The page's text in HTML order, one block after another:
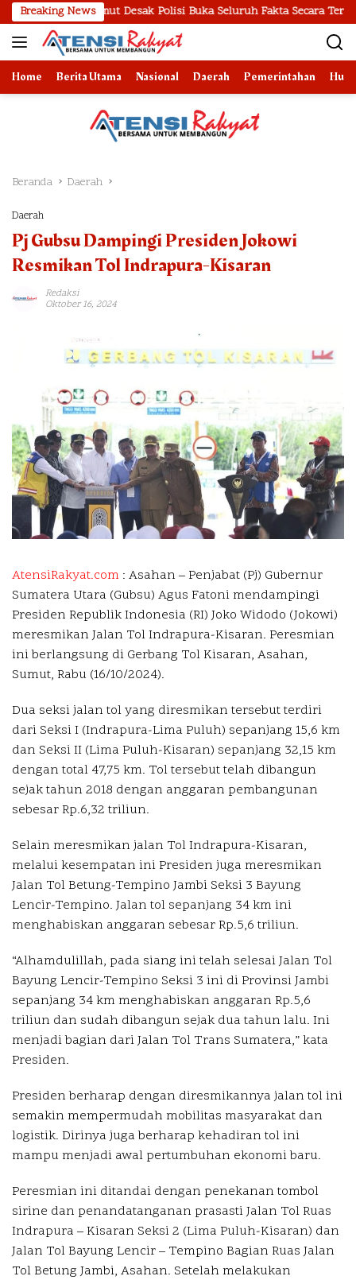
Langsung
ke
konten
Breaking News
Desak Polisi Buka Seluruh Fakta Secara Terang Benderang
Home Berita Utama Nasional Daerah Pemerintahan
Beranda Daerah
Daerah
Pj Gubsu Dampingi Presiden Jokowi
Resmikan Tol Indrapura-Kisaran
Redaksi
Oktober 16, 2024
AtensiRakyat.com : Asahan – Penjabat (Pj) Gubernur
Sumatera Utara (Gubsu) Agus Fatoni mendampingi
Presiden Republik Indonesia (RI) Joko Widodo (Jokowi)
meresmikan Jalan Tol Indrapura-Kisaran. Peresmian
ini berlangsung di Gerbang Tol Kisaran, Asahan,
Sumut, Rabu (16/10/2024).
Dua seksi jalan tol yang diresmikan tersebut terdiri
dari Seksi I (Indrapura-Lima Puluh) sepanjang 15,6 km
dan Seksi II (Lima Puluh-Kisaran) sepanjang 32,15 km
dengan total 47,75 km. Tol tersebut telah dibangun
sejak tahun 2018 dengan anggaran pembangunan
sebesar Rp.6,32 triliun.
Selain meresmikan jalan Tol Indrapura-Kisaran,
melalui kesempatan ini Presiden juga meresmikan
Jalan Tol Betung-Tempino Jambi Seksi 3 Bayung
Lencir-Tempino. Jalan tol sepanjang 34 km ini
menghabiskan anggaran sebesar Rp.5,6 triliun.
“Alhamdulillah, pada siang ini telah selesai Jalan Tol
Bayung Lencir-Tempino Seksi 3 ini di Provinsi Jambi
sepanjang 34 km menghabiskan anggaran Rp.5,6
triliun dan sudah dibangun sejak dua tahun lalu. Ini
menjadi bagian dari Jalan Tol Trans Sumatera,” kata
Presiden.
Presiden berharap dengan diresmikannya jalan tol ini
semakin mempermudah mobilitas masyarakat dan
logistik. Dirinya juga berharap kehadiran tol ini
mampu menjadi awal pertumbuhan ekonomi baru.
Peresmian ini ditandai dengan penekanan tombol
sirine dan penandatanganan prasasti Jalan Tol Ruas
Indrapura – Kisaran Seksi 2 (Lima Puluh-Kisaran) dan
Jalan Tol Bayung Lencir – Tempino Bagian Ruas Jalan
Tol Betung Jambi, Asahan. Setelah melakukan